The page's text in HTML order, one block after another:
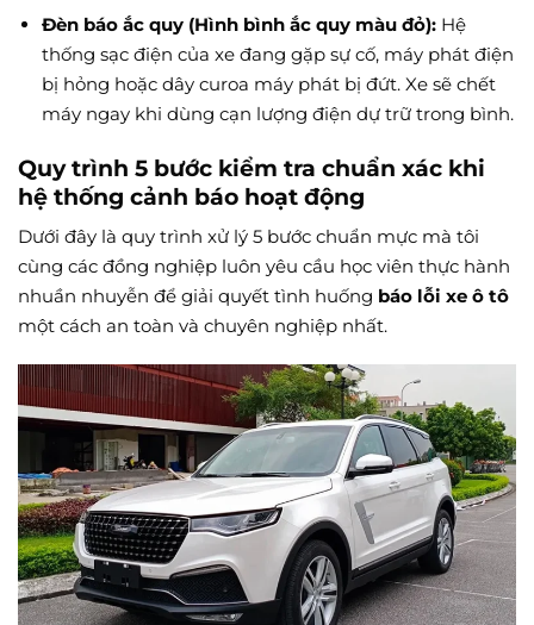
Đèn báo ắc quy (Hình bình ắc quy màu đỏ):Hệ
thống sạc điện của xe đang gặp sự cố, máy phát điện
bị hỏng hoặc dây curoa máy phát bị đứt. Xe sẽ chết
máy ngay khi dùng cạn lượng điện dự trữ trong bình.
Quy trình 5 bước kiểm tra chuẩn xác khi
hệ thống cảnh báo hoạt động
Dưới đây là quy trình xử lý 5 bước chuẩn mực mà tôi
cùng các đồng nghiệp luôn yêu cầu học viên thực hành
nhuần nhuyễn để giải quyết tình huống báo lỗi xe ô tô
một cách an toàn và chuyên nghiệp nhất.